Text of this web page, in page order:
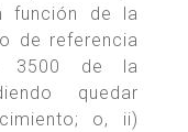
función de la
de referencia
3500 de la
quedar
o, ii)